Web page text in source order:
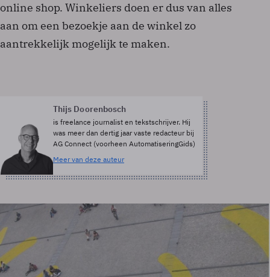
online shop. Winkeliers doen er dus van alles
aan om een bezoekje aan de winkel zo
aantrekkelijk mogelijk te maken.
Thijs Doorenbosch
is freelance journalist en tekstschrijver. Hij
was meer dan dertig jaar vaste redacteur bij
AG Connect (voorheen AutomatiseringGids)
Meer van deze auteur